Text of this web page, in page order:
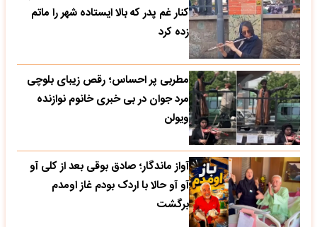
کنار غم پدر که بالا ایستاده شهر را ماتم
زده کرد
مطربی پر احساس؛ رقص زیبای بلوچی
مرد جوان در بی خبری خانوم نوازنده
ویولن
آواز ماندگار؛ صادق بوقی بعد از کلی آو
آو آو حالا با اردک بودم غاز اومدم
برگشت